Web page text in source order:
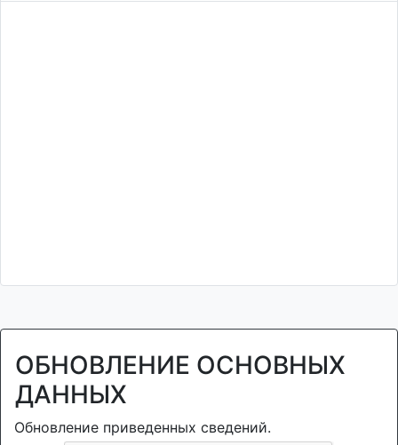
ОБНОВЛЕНИЕ ОСНОВНЫХ
ДАННЫХ
Обновление приведенных сведений.